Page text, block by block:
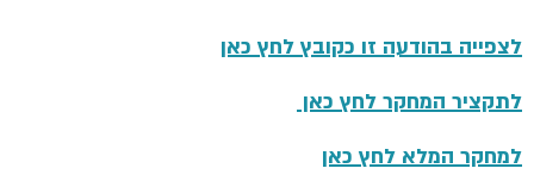
לצפייה בהודעה זו כקובץ לחץ כאן
לתקציר המחקר לחץ כאן
למחקר המלא לחץ כאן